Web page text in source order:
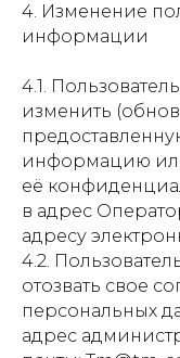
4. Изменение
информации
4.1.
изменить
информацию
её
в адрес
адресу
4.2.
отозвать свое
персональных
адрес